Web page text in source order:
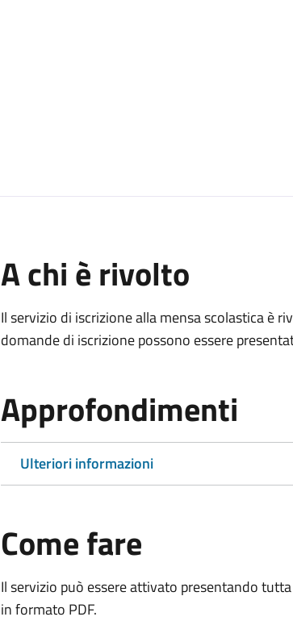
A chi è rivolto
Il servizio di iscrizione alla mensa scolastica è
domande di iscrizione possono essere
Approfondimenti
Ulteriori informazioni
Come fare
Il servizio può essere attivato presentando
in formato PDF.